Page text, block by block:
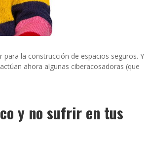
la construcción de espacios seguros. Y
ahora algunas ciberacosadoras (que
y no sufrir en tus